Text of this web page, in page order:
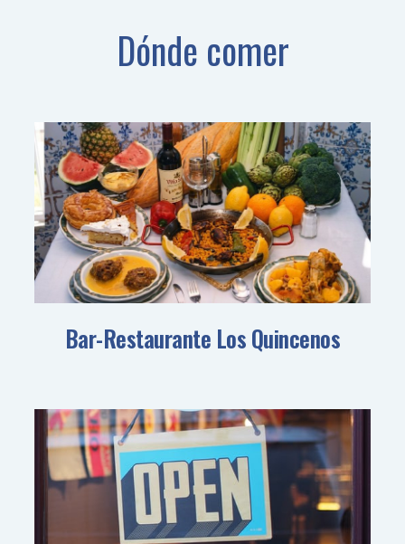
Dónde comer
Bar-Restaurante Los Quincenos